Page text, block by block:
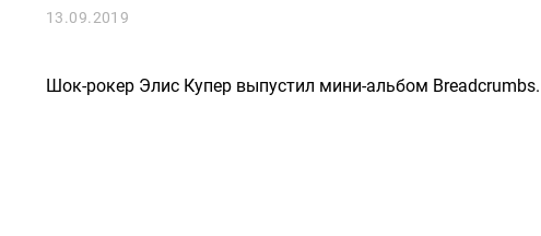
13.09.2019
Шок-рокер Элис Купер выпустил мини-альбом Breadcrumbs.